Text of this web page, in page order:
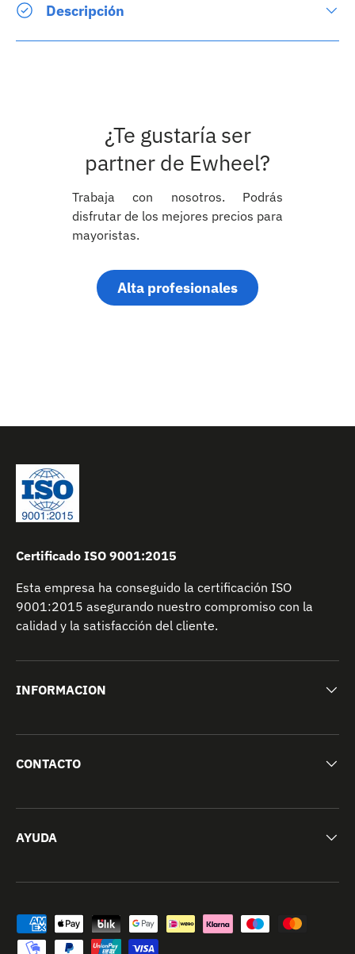
Descripción
¿Te gustaría ser
partner de Ewheel?
Trabaja con nosotros. Podrás
disfrutar de los mejores precios para
mayoristas.
Alta profesionales
Certificado ISO 9001:2015
Esta empresa ha conseguido la certificación ISO
9001:2015 asegurando nuestro compromiso con la
calidad y la satisfacción del cliente.
INFORMACION
CONTACTO
AYUDA
Formas de pago aceptadas